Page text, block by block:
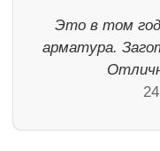
Это в том
арматура.